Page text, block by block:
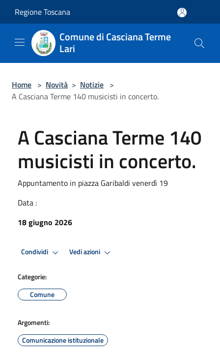
Regione Toscana
Comune di Casciana Terme
Lari
Home > Novità > Notizie >
A Casciana Terme 140 musicisti in concerto.
A Casciana Terme 140
musicisti in concerto.
Appuntamento in piazza Garibaldi venerdì 19
Data :
18 giugno 2026
Condividi Vedi azioni
Categorie:
Comune
Argomenti:
Comunicazione istituzionale